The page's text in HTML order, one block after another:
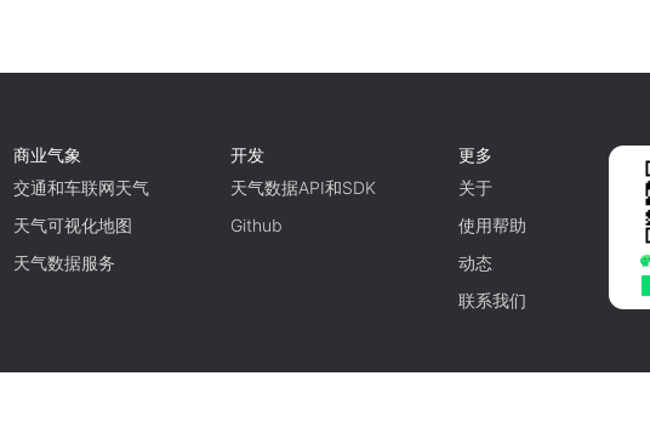
商业气象
交通和车联网天气
天气可视化地图
天气数据服务
开发
天气数据API和SDK
Github
更多
关于
使用帮助
动态
联系我们